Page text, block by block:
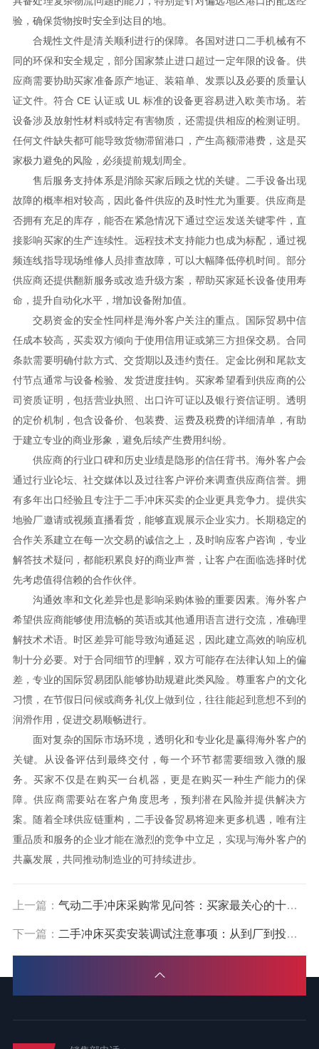
验，确保货物按时安全到达目的地。
合规性文件是清关顺利进行的保障。各国对进口二手机械有不
同的环保和安全规定，部分国家禁止进口超过一定年限的设备。供
应商需要协助买家准备原产地证、装箱单、发票以及必要的质量认
证文件。符合 CE 认证或 UL 标准的设备更容易进入欧美市场。若
设备涉及放射性材料或特定有害物质，还需提供相应的检测证明。
任何文件缺失都可能导致货物滞留港口，产生高额滞港费，这是买
家极力避免的风险，必须提前规划周全。
售后服务支持体系是消除买家后顾之忧的关键。二手设备出现
故障的概率相对较高，因此备件供应的及时性尤为重要。供应商是
否拥有充足的库存，能否在紧急情况下通过空运发送关键零件，直
接影响买家的生产连续性。远程技术支持能力也成为标配，通过视
频连线指导现场维修人员排查故障，可以大幅降低停机时间。部分
供应商还提供翻新服务或改造升级方案，帮助买家延长设备使用寿
命，提升自动化水平，增加设备附加值。
交易资金的安全性同样是海外客户关注的重点。国际贸易中信
任成本较高，买卖双方倾向于使用信用证或第三方担保交易。合同
条款需要明确付款方式、交货期以及违约责任。定金比例和尾款支
付节点通常与设备检验、发货进度挂钩。买家希望看到供应商的公
司资质证明，包括营业执照、出口许可证以及银行资信证明。透明
的定价机制，包含设备价、包装费、运费及税费的详细清单，有助
于建立专业的商业形象，避免后续产生费用纠纷。
供应商的行业口碑和历史业绩是隐形的信任背书。海外客户会
通过行业论坛、社交媒体以及过往客户评价来调查供应商信誉。拥
有多年出口经验且专注于二手冲床买卖的企业更具竞争力。提供实
地验厂邀请或视频直播看货，能够直观展示企业实力。长期稳定的
合作关系建立在每一次交易的诚信之上，及时响应客户咨询，专业
解答技术疑问，都能积累良好的商业声誉，让客户在面临选择时优
先考虑值得信赖的合作伙伴。
沟通效率和文化差异也是影响采购体验的重要因素。海外客户
希望供应商能够使用流畅的英语或其他通用语言进行交流，准确理
解技术术语。时区差异可能导致沟通延迟，因此建立高效的响应机
制十分必要。对于合同细节的理解，双方可能存在法律认知上的偏
差，专业的国际贸易团队能够协助规避此类风险。尊重客户的文化
习惯，在节假日问候或商务礼仪上做到位，往往能起到意想不到的
润滑作用，促进交易顺畅进行。
面对复杂的国际市场环境，透明化和专业化是赢得海外客户的
关键。从设备评估到最终交付，每一个环节都需要细致入微的服
务。买家不仅是在购买一台机器，更是在购买一种生产能力的保
障。供应商需要站在客户角度思考，预判潜在风险并提供解决方
案。随着全球供应链重构，二手设备贸易将迎来更多机遇，唯有注
重品质和服务的企业才能在激烈的竞争中立足，实现与海外客户的
共赢发展，共同推动制造业的可持续进步。
上一篇： 气动二手冲床采购常见问答：买家最关心的十个问题
下一篇： 二手冲床买卖安装调试注意事项：从到厂到投产的流程